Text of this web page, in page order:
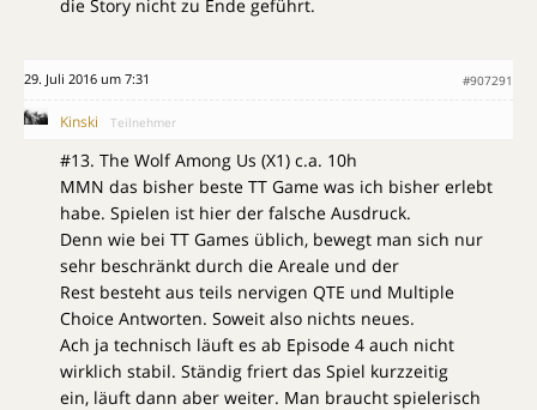
die Story nicht zu Ende geführt.
29. Juli 2016 um 7:31 #907291
Kinski Teilnehmer
#13. The Wolf Among Us (X1) c.a. 10h
MMN das bisher beste TT Game was ich bisher erlebt
habe. Spielen ist hier der falsche Ausdruck.
Denn wie bei TT Games üblich, bewegt man sich nur
sehr beschränkt durch die Areale und der
Rest besteht aus teils nervigen QTE und Multiple
Choice Antworten. Soweit also nichts neues.
Ach ja technisch läuft es ab Episode 4 auch nicht
wirklich stabil. Ständig friert das Spiel kurzzeitig
ein, läuft dann aber weiter. Man braucht spielerisch